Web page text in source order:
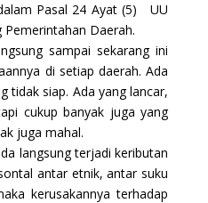
Pasal 24 Ayat (5) UU
Daerah.
sampai sekarang ini
di setiap daerah. Ada
tidak siap. Ada yang lancar,
cukup banyak juga yang
juga mahal.
langsung terjadi keributan
antar etnik, antar suku
kerusakannya terhadap